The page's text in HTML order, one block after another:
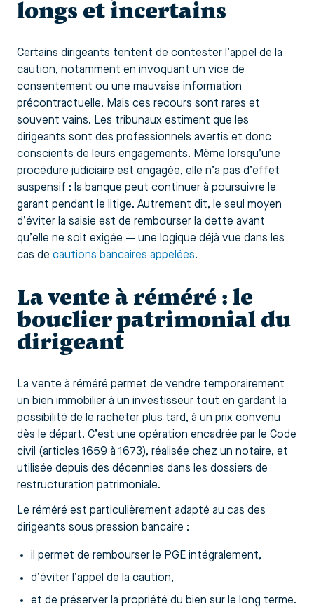
longs et incertains
Certains dirigeants tentent de contester l’appel de la
caution, notamment en invoquant un vice de
consentement ou une mauvaise information
précontractuelle. Mais ces recours sont rares et
souvent vains. Les tribunaux estiment que les
dirigeants sont des professionnels avertis et donc
conscients de leurs engagements. Même lorsqu’une
procédure judiciaire est engagée, elle n’a pas d’effet
suspensif : la banque peut continuer à poursuivre le
garant pendant le litige. Autrement dit, le seul moyen
d’éviter la saisie est de rembourser la dette avant
qu’elle ne soit exigée — une logique déjà vue dans les
cas de cautions bancaires appelées.
La vente à réméré : le
bouclier patrimonial du
dirigeant
La vente à réméré permet de vendre temporairement
un bien immobilier à un investisseur tout en gardant la
possibilité de le racheter plus tard, à un prix convenu
dès le départ. C’est une opération encadrée par le Code
civil (articles 1659 à 1673), réalisée chez un notaire, et
utilisée depuis des décennies dans les dossiers de
restructuration patrimoniale.
Le réméré est particulièrement adapté au cas des
dirigeants sous pression bancaire :
il permet de rembourser le PGE intégralement,
d’éviter l’appel de la caution,
et de préserver la propriété du bien sur le long terme.